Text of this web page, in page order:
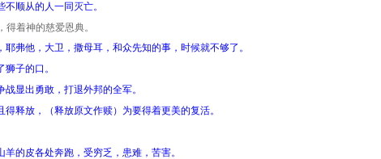
顺从的人一同灭亡。
着神的慈爱恩典。
弗他，大卫，撒母耳，和众先知的事，时候就不够了。
子的口。
显出勇敢，打退外邦的全军。
释放，（释放原文作赎）为要得着更美的复活。
的皮各处奔跑，受穷乏，患难，苦害。